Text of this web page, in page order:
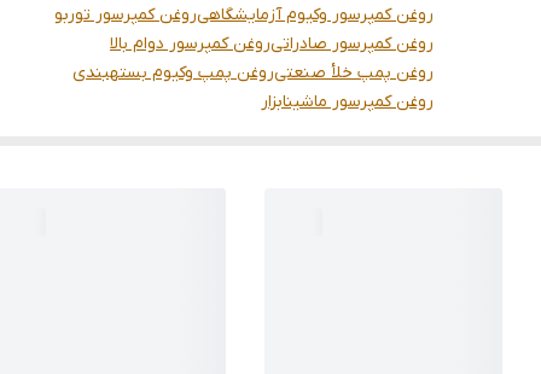
روغن کمپرسور وکیوم آزمایشگاهیروغن کمپرسور توربو
روغن کمپرسور صادراتیروغن کمپرسور دوام بالا
روغن پمپ خلأ صنعتیروغن پمپ وکیوم بستهبندی
روغن کمپرسور ماشینابزار